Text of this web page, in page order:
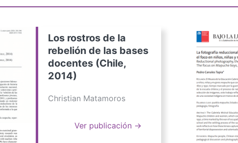
Los rostros de la
rebelión de las bases
docentes (Chile,
2014)
Christian Matamoros
Ver publicación →